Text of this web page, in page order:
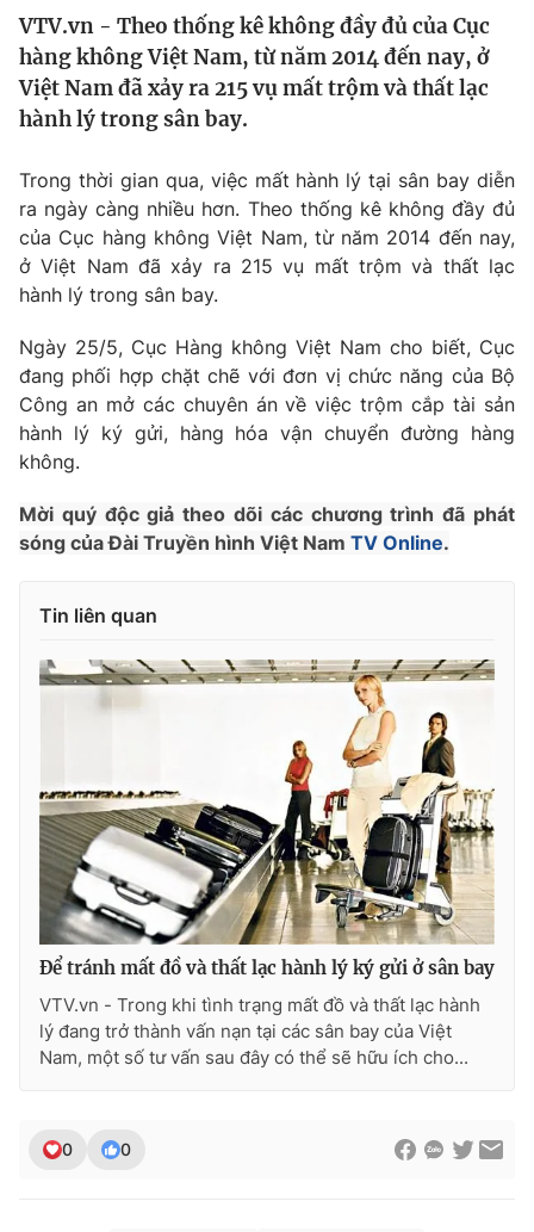
Y tế
Thế giới
Thế giới đó đây
Câu chuyện quốc tế
Kinh tế
Tài chính
Thị trường
Dữ liệu và đời sống
Phim VTV
Hậu trường
Nhân vật
Khán giả
Giải sao mai
Giải trí
Điện ảnh
Sao
Đời sống
Du lịch
Làm đẹp
Chất lượng cuộc sống
Giáo dục
Học trực tuyến
Tư vấn
Giao lưu trực tuyến
Chuyên mục khác
Emagazine Podcast
Photo Infographic
Video Shorts video
VTV Money VTV Thể thao
VTV Sức khoẻ
Giáo dục
VTV.vn - Theo thống kê không đầy đủ của Cục
hàng không Việt Nam, từ năm 2014 đến nay, ở
Việt Nam đã xảy ra 215 vụ mất trộm và thất lạc
hành lý trong sân bay.
Trong thời gian qua, việc mất hành lý tại sân bay diễn
ra ngày càng nhiều hơn. Theo thống kê không đầy đủ
của Cục hàng không Việt Nam, từ năm 2014 đến nay,
ở Việt Nam đã xảy ra 215 vụ mất trộm và thất lạc
hành lý trong sân bay.
Ngày 25/5, Cục Hàng không Việt Nam cho biết, Cục
đang phối hợp chặt chẽ với đơn vị chức năng của Bộ
Công an mở các chuyên án về việc trộm cắp tài sản
hành lý ký gửi, hàng hóa vận chuyển đường hàng
không.
Mời quý độc giả theo dõi các chương trình đã phát
sóng của Đài Truyền hình Việt Nam TV Online.
Tin liên quan
Để tránh mất đồ và thất lạc hành lý ký gửi ở sân bay
VTV.vn - Trong khi tình trạng mất đồ và thất lạc hành
lý đang trở thành vấn nạn tại các sân bay của Việt
Nam, một số tư vấn sau đây có thể sẽ hữu ích cho...
0 0